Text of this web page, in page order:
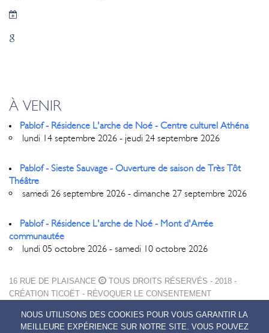
À VENIR
Pablof - Résidence L'arche de Noé - Centre culturel Athéna
lundi 14 septembre 2026 - jeudi 24 septembre 2026
Pablof - Sieste Sauvage - Ouverture de saison de Très Tôt
Théâtre
samedi 26 septembre 2026 - dimanche 27 septembre 2026
Pablof - Résidence L'arche de Noé - Mont d'Arrée
communautée
lundi 05 octobre 2026 - samedi 10 octobre 2026
16 RUE DE PLAISANCE
TOUS DROITS RÉSERVÉS - 2018 -
CRÉATION TICOËT - RÉVOQUER LE CONSENTEMENT
MENTIONS LÉGALES
POLITIQUE DE CONFIDENTIALITÉ
NOUS UTILISONS DES COOKIES POUR VOUS GARANTIR LA
MEILLEURE EXPÉRIENCE SUR NOTRE SITE. VOUS POUVEZ